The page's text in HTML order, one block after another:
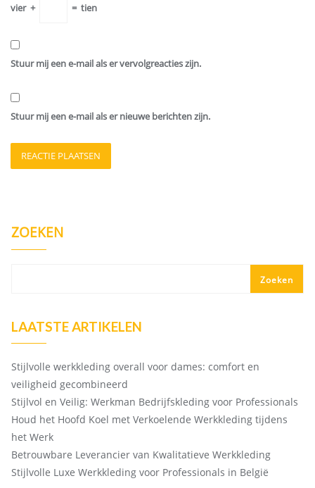
vier + = tien
Stuur mij een e-mail als er vervolgreacties zijn.
Stuur mij een e-mail als er nieuwe berichten zijn.
ZOEKEN
Zoeken
LAATSTE ARTIKELEN
Stijlvolle werkkleding overall voor dames: comfort en
veiligheid gecombineerd
Stijlvol en Veilig: Werkman Bedrijfskleding voor Professionals
Houd het Hoofd Koel met Verkoelende Werkkleding tijdens
het Werk
Betrouwbare Leverancier van Kwalitatieve Werkkleding
Stijlvolle Luxe Werkkleding voor Professionals in België